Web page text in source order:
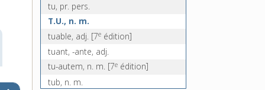
tu, pr. pers.
T.U., n. m.
tuable, adj. [7e édition]
tuant, -ante, adj.
tu-autem, n. m. [7e édition]
tub, n. m.